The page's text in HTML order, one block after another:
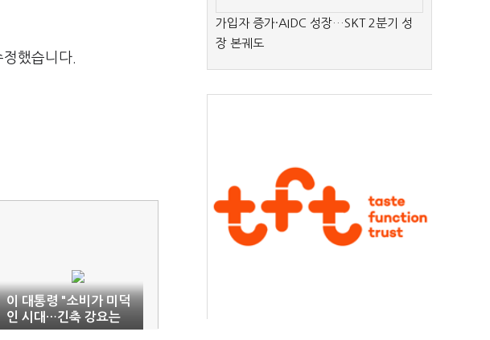
했습니다.
이 대통령 "소비가 미덕
인 시대…긴축 강요는
민생 방치"
가입자 증가·AIDC 성장…SKT 2분기 성
장 본궤도